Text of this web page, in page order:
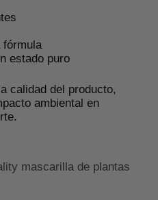
fórmula
estado puro
calidad del producto,
ambiental en